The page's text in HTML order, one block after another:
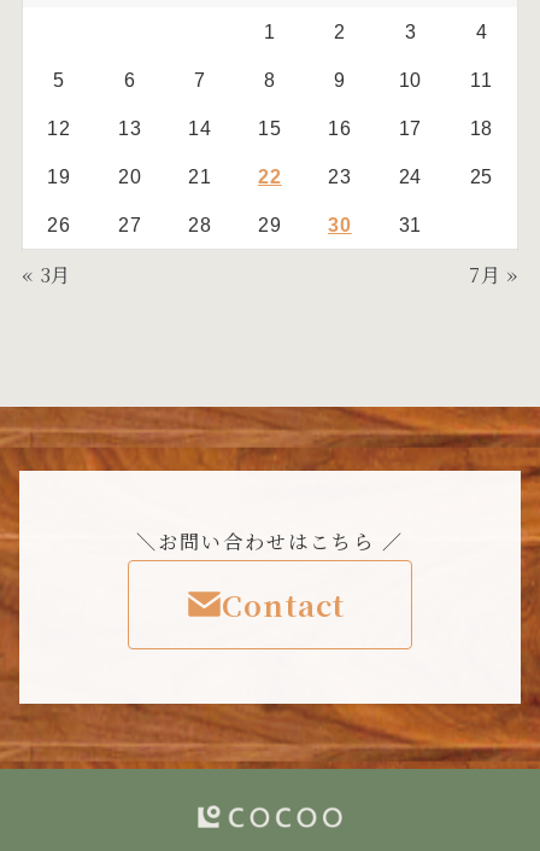
1 2 3 4
5 6 7 8 9 10 11
12 13 14 15 16 17 18
19 20 21 22 23 24 25
26 27 28 29 30 31
« 3月 7月 »
＼お問い合わせはこちら ／
Contact